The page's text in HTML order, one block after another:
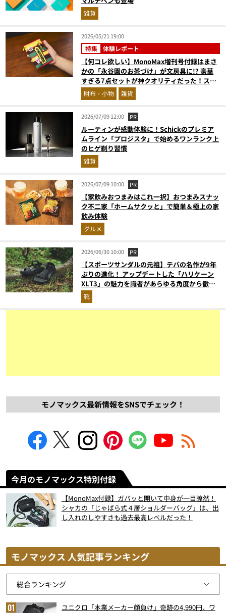
雑貨
2026/05/21 19:00
特集 体験レポート
【何コレ欲しい】MonoMax増刊号付録はまさ
かの「永谷園のお茶づけ」が文房具に!? 豪華
すぎる7点セットが神クオリティだった！スタ
イリストがガチレビュー
財布・小物 雑貨
2026/07/09 12:00 PR
ルーティンが感動体験に！Schickのプレミア
ムライン「プロジスタ」で始めるワンランク上
のヒゲ剃り習慣
雑貨
2026/07/09 10:00 PR
【家飲みおつまみはこれ一択】おつまみスナッ
ク不二家「ホームサクッと」で簡単＆極上の家
飲み体験
グルメ
2026/06/30 10:00 PR
【スポーツサンダルの元祖】テバの名作が9年
ぶりの進化！ アップデートした「ハリケーン
XLT3」の魅力を識者があらゆる角度から徹底
解説！
靴
モノマックス最新情報をSNSでチェック！
今月のモノマックス特別付録
【MonoMax付録】ガバッと開いて中身が一目瞭然！
シャカの「じゃばら式４層ショルダーバッグ」は、出
し入れのしやすさも過去最高レベルだった！
モノマックス 人気記事ランキング
ユニクロ「本業メーカー顔負け」奇跡の4,990円、ワ